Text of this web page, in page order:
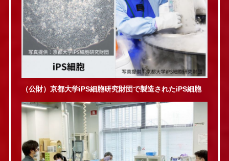
（公財）京都大学iPS細胞研究財団で製造されたiPS細胞